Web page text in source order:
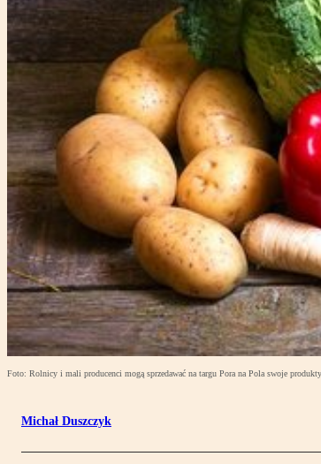
Foto: Rolnicy i mali producenci mogą sprzedawać na targu Pora na Pola swoje
Michał Duszczyk